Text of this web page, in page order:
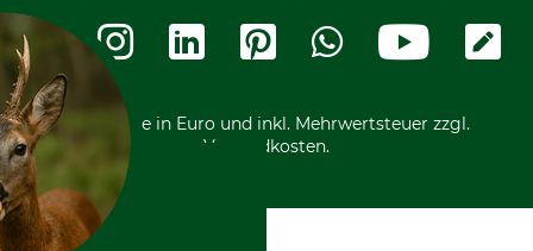
Widerrufsformular
Kostenloser Rückversand
Nachhaltigkeit
Entsorgung und Umwelt
Datenschutz Print
Vorkasse
Ladengeschäft
Motorgeräteshop
Über uns
Community
International
Kooperationen
Alle Preise in Euro und inkl. Mehrwertsteuer zzgl.
Versandkosten.